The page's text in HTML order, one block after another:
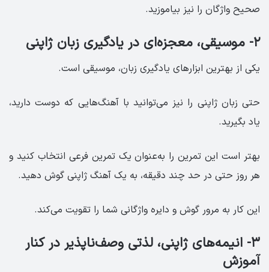
صحیح واژگان را نیز بیاموزید.
۲- موسیقی، معجزه‌ای در یادگیری زبان ژاپنی
یکی از بهترین ابزارهای یادگیری زبان، موسیقی است.
حتی زبان ژاپنی را نیز می‌توانید با آهنگ‌هایی که دوست دارید،
یاد بگیرید.
بهتر است این تمرین را به‌عنوان یک تمرین فرعی انتخاب کنید و
هر روز حتی در حد چند دقیقه، به یک آهنگ ژاپنی گوش دهید.
این کار به مرور گوش و دایره واژگانی شما را تقویت می‌کند.
۳- انیمه‌های ژاپنی، لذتی وصف‌ناپذیر در کنار
آموزش